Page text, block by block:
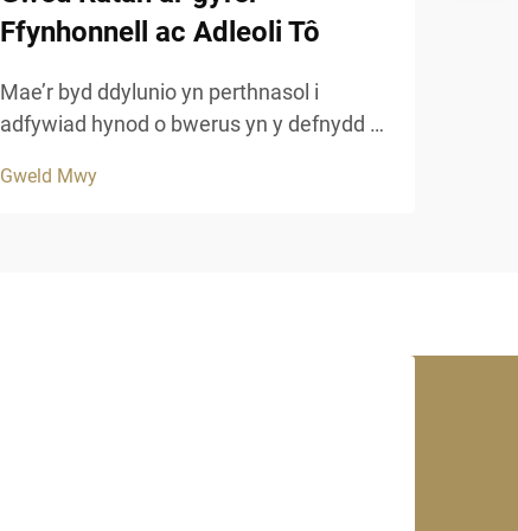
Ffynhonnell ac Adleoli Tô
Mae’r byd ddylunio yn perthnasol i
adfywiad hynod o bwerus yn y defnydd o
rattan yn dod i'r amlwg fel grym dominell
Gweld Mwy